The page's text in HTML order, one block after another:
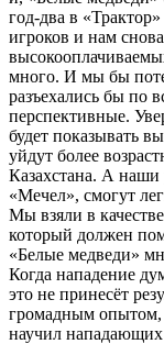
год-два в
игроков и нам
много. И мы бы
разъехались бы по
перспективные.
будет показывать
уйдут более
Казахстана. А
«Мечел», смогут
Мы взяли в
который должен
«Белые медведи»
Когда нападение
это не принесёт
громадным
научил нападающих